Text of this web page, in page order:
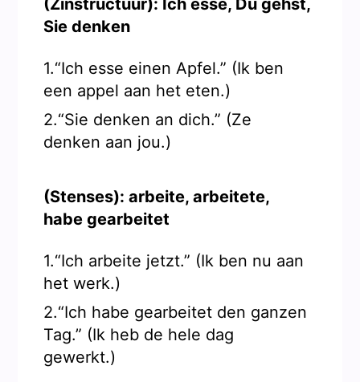
(Zinstructuur): Ich esse, Du gehst,
Sie denken
1.“Ich esse einen Apfel.” (Ik ben
een appel aan het eten.)
2.“Sie denken an dich.” (Ze
denken aan jou.)
(Stenses): arbeite, arbeitete,
habe gearbeitet
1.“Ich arbeite jetzt.” (Ik ben nu aan
het werk.)
2.“Ich habe gearbeitet den ganzen
Tag.” (Ik heb de hele dag
gewerkt.)